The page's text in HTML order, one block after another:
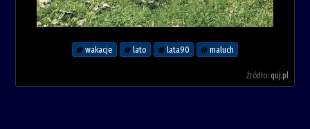
wakacje lato lata90 maluch
Źródło: quj.pl